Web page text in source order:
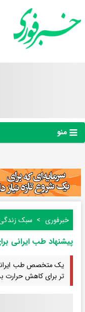
منو
خبرفوری سبک
پیشنهاد طب ایرانی
یک متخصص طب
تر برای کاهش حرارت